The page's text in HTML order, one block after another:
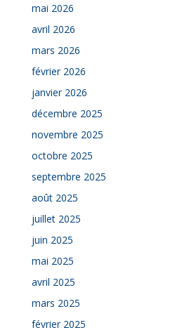
mai 2026
avril 2026
mars 2026
février 2026
janvier 2026
décembre 2025
novembre 2025
octobre 2025
septembre 2025
août 2025
juillet 2025
juin 2025
mai 2025
avril 2025
mars 2025
février 2025